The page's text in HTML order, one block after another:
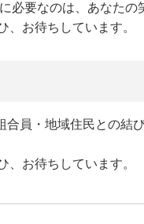
必要なのは、あなたの
お待ちしています。
員・地域住民との結
お待ちしています。